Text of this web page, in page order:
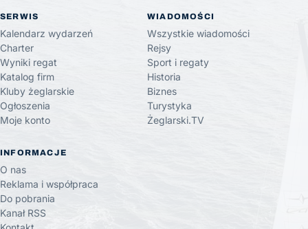
SERWIS
Kalendarz wydarzeń
Charter
Wyniki regat
Katalog firm
Kluby żeglarskie
Ogłoszenia
Moje konto
WIADOMOŚCI
Wszystkie wiadomości
Rejsy
Sport i regaty
Historia
Biznes
Turystyka
Żeglarski.TV
INFORMACJE
O nas
Reklama i współpraca
Do pobrania
Kanał RSS